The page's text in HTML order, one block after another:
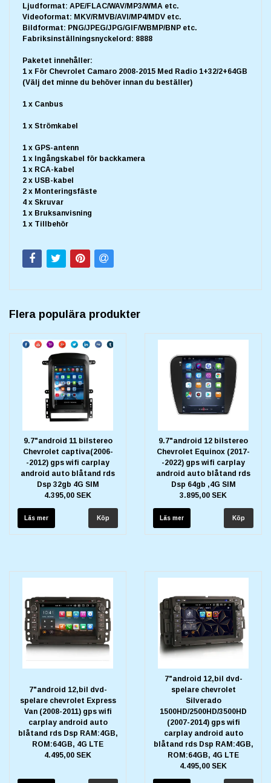
Ljudformat: APE/FLAC/WAV/MP3/WMA etc.
Videoformat: MKV/RMVB/AVI/MP4/MDV etc.
Bildformat: PNG/JPEG/JPG/GIF/WBMP/BNP etc.
Fabriksinställningsnyckelord: 8888
Paketet innehåller:
1 x För Chevrolet Camaro 2008-2015 Med Radio 1+32/2+64GB
(Välj det minne du behöver innan du beställer)
1 x Canbus
1 x Strömkabel
1 x GPS-antenn
1 x Ingångskabel för backkamera
1 x RCA-kabel
2 x USB-kabel
2 x Monteringsfäste
4 x Skruvar
1 x Bruksanvisning
1 x Tillbehör
Flera populära produkter
9.7"android 11 bilstereo
Chevrolet captiva(2006-
-2012) gps wifi carplay
android auto blåtand rds
Dsp 32gb 4G SIM
4.395,00 SEK
Läs mer
9.7"android 12 bilstereo
Chevrolet Equinox (2017-
-2022) gps wifi carplay
android auto blåtand rds
Dsp 64gb ,4G SIM
3.895,00 SEK
Läs mer
7"android 12,bil dvd-
spelare chevrolet Express
Van (2008-2011) gps wifi
carplay android auto
blåtand rds Dsp RAM:4GB,
ROM:64GB, 4G LTE
4.495,00 SEK
7"android 12,bil dvd-
spelare chevrolet
Silverado
1500HD/2500HD/3500HD
(2007-2014) gps wifi
carplay android auto
blåtand rds Dsp RAM:4GB,
ROM:64GB, 4G LTE
4.495,00 SEK